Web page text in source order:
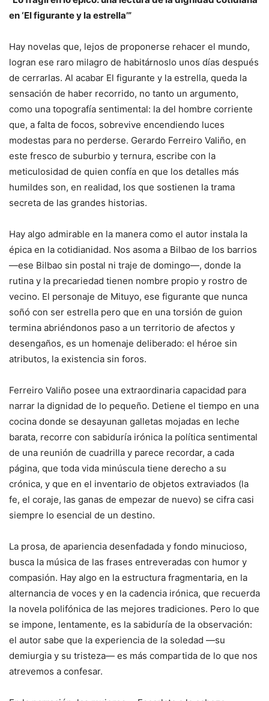
en ‘El figurante y la estrella’”
Hay novelas que, lejos de proponerse rehacer el mundo,
logran ese raro milagro de habitárnoslo unos días después
de cerrarlas. Al acabar El figurante y la estrella, queda la
sensación de haber recorrido, no tanto un argumento,
como una topografía sentimental: la del hombre corriente
que, a falta de focos, sobrevive encendiendo luces
modestas para no perderse. Gerardo Ferreiro Valiño, en
este fresco de suburbio y ternura, escribe con la
meticulosidad de quien confía en que los detalles más
humildes son, en realidad, los que sostienen la trama
secreta de las grandes historias.
Hay algo admirable en la manera como el autor instala la
épica en la cotidianidad. Nos asoma a Bilbao de los barrios
—ese Bilbao sin postal ni traje de domingo—, donde la
rutina y la precariedad tienen nombre propio y rostro de
vecino. El personaje de Mituyo, ese figurante que nunca
soñó con ser estrella pero que en una torsión de guion
termina abriéndonos paso a un territorio de afectos y
desengaños, es un homenaje deliberado: el héroe sin
atributos, la existencia sin foros.
Ferreiro Valiño posee una extraordinaria capacidad para
narrar la dignidad de lo pequeño. Detiene el tiempo en una
cocina donde se desayunan galletas mojadas en leche
barata, recorre con sabiduría irónica la política sentimental
de una reunión de cuadrilla y parece recordar, a cada
página, que toda vida minúscula tiene derecho a su
crónica, y que en el inventario de objetos extraviados (la
fe, el coraje, las ganas de empezar de nuevo) se cifra casi
siempre lo esencial de un destino.
La prosa, de apariencia desenfadada y fondo minucioso,
busca la música de las frases entreveradas con humor y
compasión. Hay algo en la estructura fragmentaria, en la
alternancia de voces y en la cadencia irónica, que recuerda
la novela polifónica de las mejores tradiciones. Pero lo que
se impone, lentamente, es la sabiduría de la observación:
el autor sabe que la experiencia de la soledad —su
demiurgia y su tristeza— es más compartida de lo que nos
atrevemos a confesar.